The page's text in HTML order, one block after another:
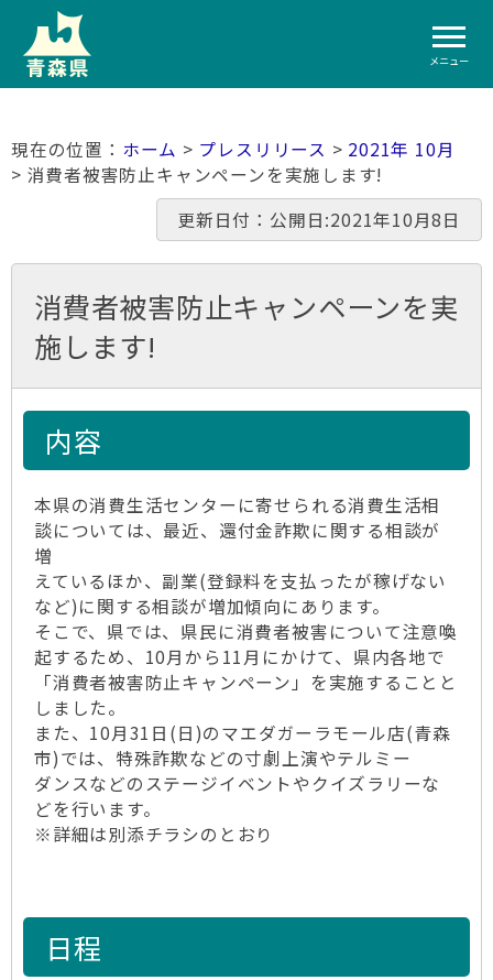
メニュー
ホーム > プレスリリース > 2021年 10月
> 消費者被害防止キャンペーンを実施します!
更新日付：公開日:2021年10月8日
消費者被害防止キャンペーンを実
施します!
内容
本県の消費生活センターに寄せられる消費生活相
談については、最近、還付金詐欺に関する相談が
増
えているほか、副業(登録料を支払ったが稼げない
など)に関する相談が増加傾向にあります。
そこで、県では、県民に消費者被害について注意喚
起するため、10月から11月にかけて、県内各地で
「消費者被害防止キャンペーン」を実施することと
しました。
また、10月31日(日)のマエダガーラモール店(青森
市)では、特殊詐欺などの寸劇上演やテルミー
ダンスなどのステージイベントやクイズラリーな
どを行います。
※詳細は別添チラシのとおり
日程